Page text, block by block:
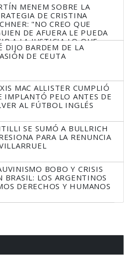
MENEM SOBRE LA
DE CRISTINA
"NO CREO QUE
DE AFUERA LE PUEDA
A LA JUSTICIA LO QUE
QUE HACER"
DIJO BARDEM DE LA
DE CEUTA
MAC ALLISTER CUMPLIÓ
IMPLANTÓ PELO ANTES DE
AL FÚTBOL INGLÉS
SE SUMÓ A BULLRICH
PARA LA RENUNCIA
BOBO Y CRISIS
BRASIL: LOS ARGENTINOS
DERECHOS Y HUMANOS